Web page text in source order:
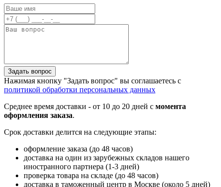
Задать вопрос
Нажимая кнопку "Задать вопрос" вы соглашаетесь с
политикой обработки персональных данных
Среднее время доставки - от 10 до 20 дней с момента
оформления заказа.
Срок доставки делится на следующие этапы:
оформление заказа (до 48 часов)
доставка на один из зарубежных складов нашего
иностранного партнера (1-3 дней)
проверка товара на складе (до 48 часов)
доставка в таможенный центр в Москве (около 5 дней)